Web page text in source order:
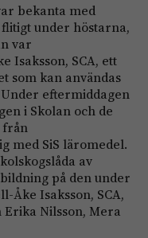
bekanta med
under höstarna,
var
Isaksson, SCA, ett
som kan användas
Under eftermiddagen
i Skolan och de
från
med SiS läromedel.
av
på den under
Åke Isaksson, SCA,
Erika Nilsson, Mera